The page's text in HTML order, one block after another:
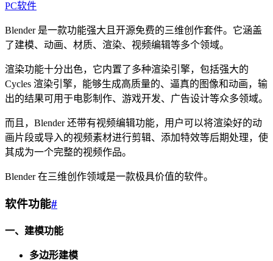
PC软件
Blender 是一款功能强大且开源免费的三维创作套件。它涵盖
了建模、动画、材质、渲染、视频编辑等多个领域。
渲染功能十分出色，它内置了多种渲染引擎，包括强大的
Cycles 渲染引擎，能够生成高质量的、逼真的图像和动画，输
出的结果可用于电影制作、游戏开发、广告设计等众多领域。
而且，Blender 还带有视频编辑功能，用户可以将渲染好的动
画片段或导入的视频素材进行剪辑、添加特效等后期处理，使
其成为一个完整的视频作品。
Blender 在三维创作领域是一款极具价值的软件。
软件功能#
一、建模功能
多边形建模